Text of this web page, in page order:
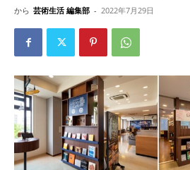
から 芸術生活 編集部 - 2022年7月29日